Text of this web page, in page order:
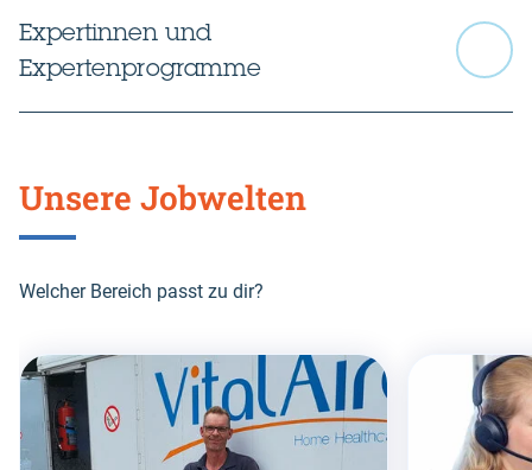
Expertinnen und
Expertenprogramme
Unsere Jobwelten
Welcher Bereich passt zu dir?
this
section